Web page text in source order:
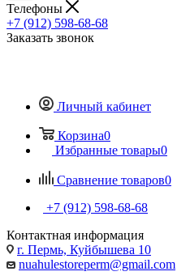
Телефоны
+7 (912) 598-68-68
Заказать звонок
Личный кабинет
Корзина0
Избранные товары0
Сравнение товаров0
+7 (912) 598-68-68
Контактная информация
г. Пермь, Куйбышева 10
nuahulestoreperm@gmail.com